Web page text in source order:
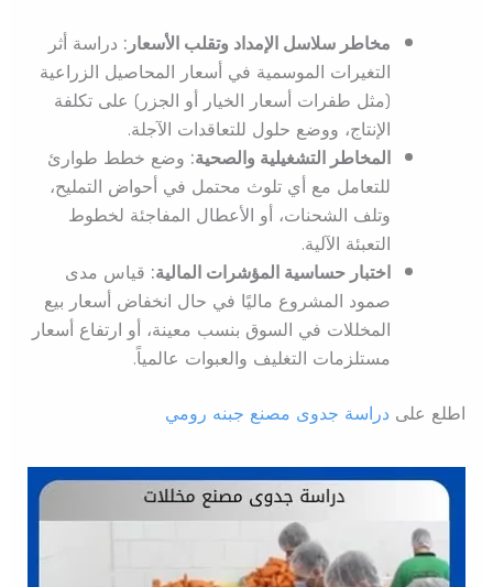
مخاطر سلاسل الإمداد وتقلب الأسعار:دراسة أثر
التغيرات الموسمية في أسعار المحاصيل الزراعية
(مثل طفرات أسعار الخيار أو الجزر) على تكلفة
الإنتاج، ووضع حلول للتعاقدات الآجلة.
المخاطر التشغيلية والصحية:وضع خطط طوارئ
للتعامل مع أي تلوث محتمل في أحواض التمليح،
وتلف الشحنات، أو الأعطال المفاجئة لخطوط
التعبئة الآلية.
اختبار حساسية المؤشرات المالية:قياس مدى
صمود المشروع ماليًا في حال انخفاض أسعار بيع
المخللات في السوق بنسب معينة، أو ارتفاع أسعار
مستلزمات التغليف والعبوات عالمياً.
اطلع على دراسة جدوى مصنع جبنه رومي